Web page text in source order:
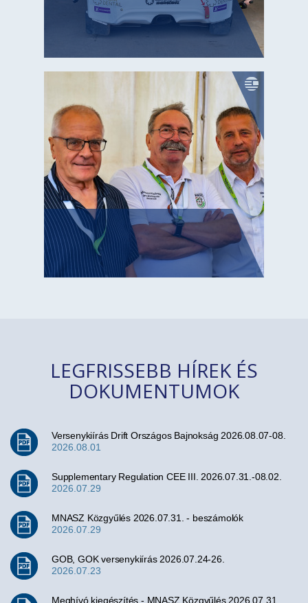
LEGFRISSEBB HÍREK ÉS
DOKUMENTUMOK
Versenykiírás Drift Országos Bajnokság 2026.08.07-08.
2026.08.01
Supplementary Regulation CEE III. 2026.07.31.-08.02.
2026.07.29
MNASZ Közgyűlés 2026.07.31. - beszámolók
2026.07.29
GOB, GOK versenykiírás 2026.07.24-26.
2026.07.23
Meghívó kiegészítés - MNASZ Közgyűlés 2026.07.31.